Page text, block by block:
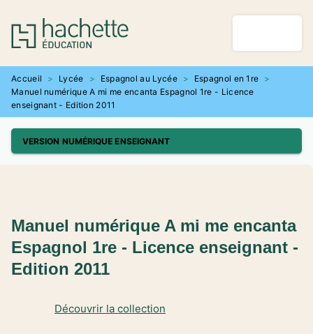
MENU RECHERCHE
PIED DE PAGE
Accueil > Lycée > Espagnol au Lycée > Espagnol en 1re >
Manuel numérique A mi me encanta Espagnol 1re - Licence
enseignant - Edition 2011
VERSION NUMÉRIQUE ENSEIGNANT
Découvrir la collection
Manuel numérique A mi me encanta
Espagnol 1re - Licence enseignant -
Edition 2011